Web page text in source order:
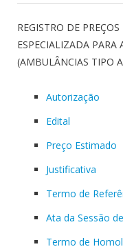
REGISTRO DE
ESPECIALIZADA PARA
(AMBULÂNCIAS TIPO
Autorização
Edital
Preço Estimado
Justificativa
Termo de
Ata da Sessão
Termo de